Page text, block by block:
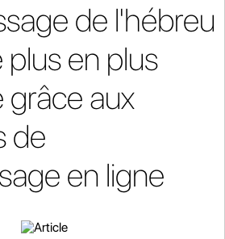
de l'hébreu
en plus
grâce aux
de
en ligne